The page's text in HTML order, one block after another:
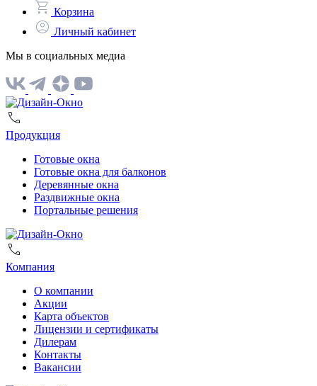
Корзина
Личный кабинет
Мы в социальных медиа
Продукция
Готовые окна
Готовые окна для балконов
Деревянные окна
Раздвижные окна
Портальные решения
Компания
О компании
Акции
Карта объектов
Лицензии и сертификаты
Дилерам
Контакты
Вакансии